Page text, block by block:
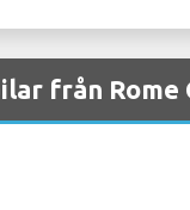
från Rome